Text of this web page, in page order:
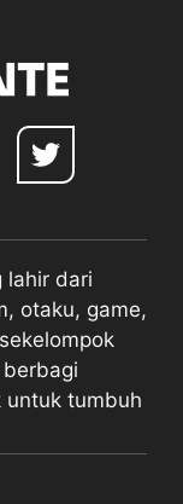
lahir dari
otaku, game,
untuk tumbuh